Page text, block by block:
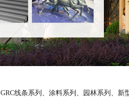
GRC线条系列 、 涂料系列 、 园林系列 、 新